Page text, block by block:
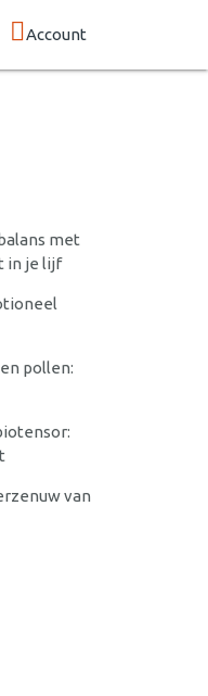
Account
met
in je lijf
pollen:
van